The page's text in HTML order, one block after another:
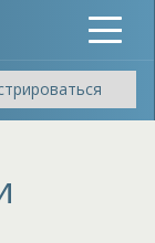
Toggle